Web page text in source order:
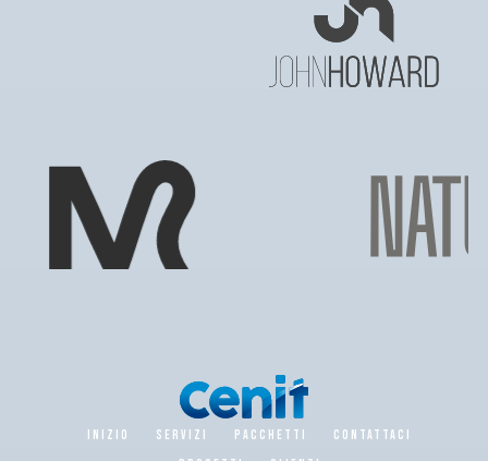
INIZIO SERVIZI PACCHETTI
CONTATTACI